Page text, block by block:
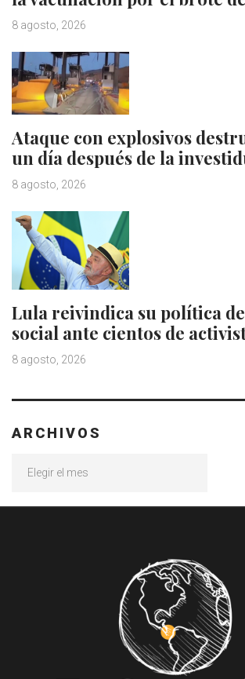
8 agosto, 2026
Ataque con explosivos
un día después de la
8 agosto, 2026
Lula reivindica su política
social ante cientos de
8 agosto, 2026
ARCHIVOS